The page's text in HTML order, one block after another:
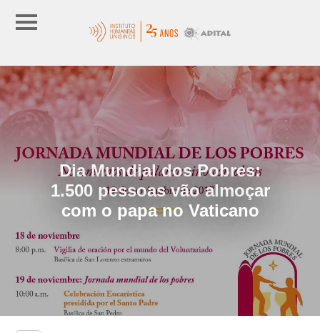
Dia Mundial dos Pobres:
1.500 pessoas vão almoçar
com o papa no Vaticano